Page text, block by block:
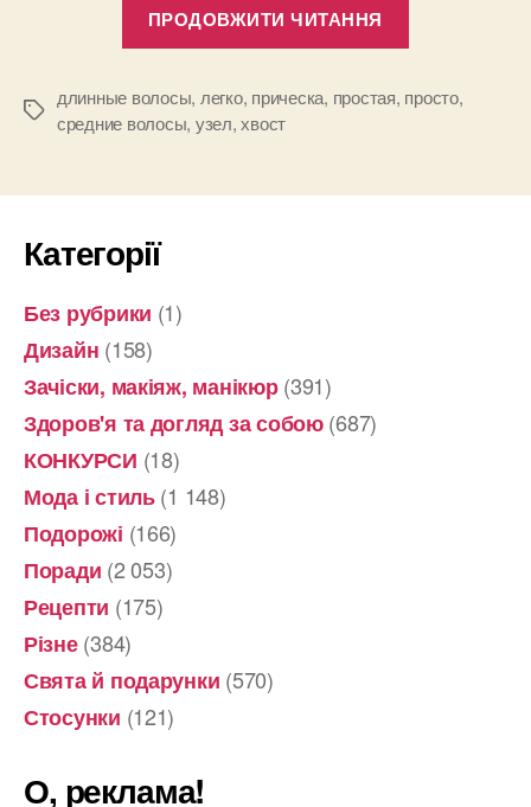
ПРОДОВЖИТИ ЧИТАННЯ
Позначки
длинные волосы, легко, прическа, простая, просто,
средние волосы, узел,хвост
Категорії
Без рубрики (1)
Дизайн (158)
Зачіски, макіяж, манікюр(391)
Здоров'я та догляд за собою(687)
КОНКУРСИ (18)
Мода і стиль(1 148)
Подорожі (166)
Поради (2 053)
Рецепти (175)
Різне(384)
Свята й подарунки (570)
Стосунки (121)
О, реклама!